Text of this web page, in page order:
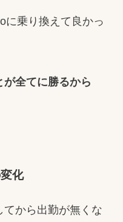
に乗り換えて良かっ
全てに勝るから
化
から出勤が無くな